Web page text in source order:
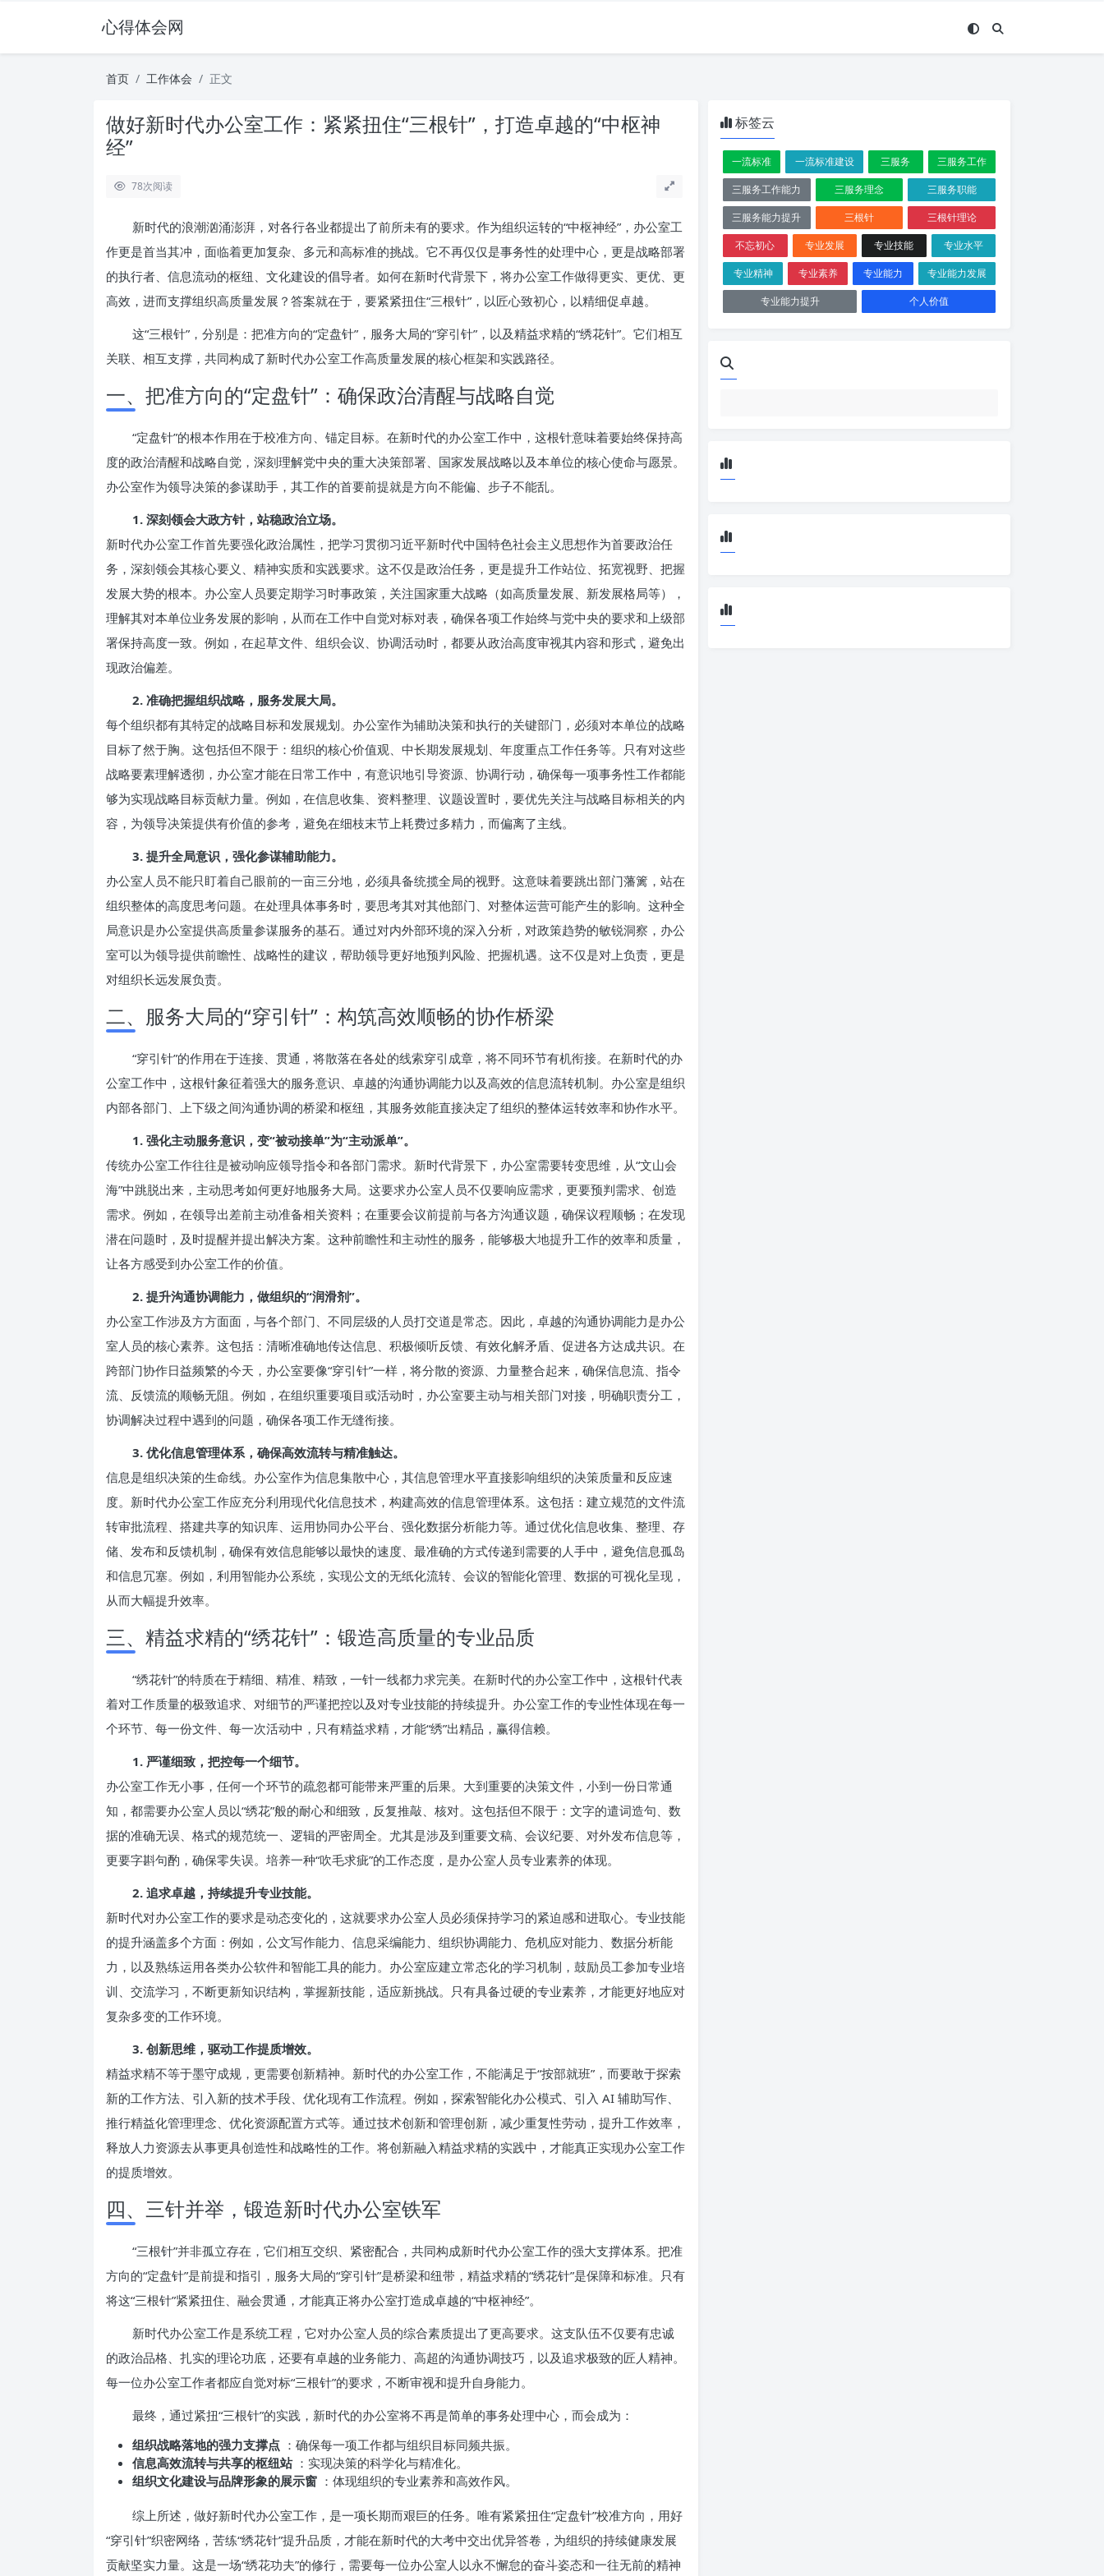
心得体会网
首页 工作体会 正文
做好新时代办公室工作：紧紧扭住“三根针”，打造卓越的“中枢神
经”
78次阅读
新时代的浪潮汹涌澎湃，对各行各业都提出了前所未有的要求。作为组织运转的“中枢神经”，办公室工
作更是首当其冲，面临着更加复杂、多元和高标准的挑战。它不再仅仅是事务性的处理中心，更是战略部署
的执行者、信息流动的枢纽、文化建设的倡导者。如何在新时代背景下，将办公室工作做得更实、更优、更
高效，进而支撑组织高质量发展？答案就在于，要紧紧扭住“三根针”，以匠心致初心，以精细促卓越。
这“三根针”，分别是：把准方向的“定盘针”，服务大局的“穿引针”，以及精益求精的“绣花针”。它们相互
关联、相互支撑，共同构成了新时代办公室工作高质量发展的核心框架和实践路径。
一、把准方向的“定盘针”：确保政治清醒与战略自觉
“定盘针”的根本作用在于校准方向、锚定目标。在新时代的办公室工作中，这根针意味着要始终保持高
度的政治清醒和战略自觉，深刻理解党中央的重大决策部署、国家发展战略以及本单位的核心使命与愿景。
办公室作为领导决策的参谋助手，其工作的首要前提就是方向不能偏、步子不能乱。
1. 深刻领会大政方针，站稳政治立场。
新时代办公室工作首先要强化政治属性，把学习贯彻习近平新时代中国特色社会主义思想作为首要政治任
务，深刻领会其核心要义、精神实质和实践要求。这不仅是政治任务，更是提升工作站位、拓宽视野、把握
发展大势的根本。办公室人员要定期学习时事政策，关注国家重大战略（如高质量发展、新发展格局等），
理解其对本单位业务发展的影响，从而在工作中自觉对标对表，确保各项工作始终与党中央的要求和上级部
署保持高度一致。例如，在起草文件、组织会议、协调活动时，都要从政治高度审视其内容和形式，避免出
现政治偏差。
2. 准确把握组织战略，服务发展大局。
每个组织都有其特定的战略目标和发展规划。办公室作为辅助决策和执行的关键部门，必须对本单位的战略
目标了然于胸。这包括但不限于：组织的核心价值观、中长期发展规划、年度重点工作任务等。只有对这些
战略要素理解透彻，办公室才能在日常工作中，有意识地引导资源、协调行动，确保每一项事务性工作都能
够为实现战略目标贡献力量。例如，在信息收集、资料整理、议题设置时，要优先关注与战略目标相关的内
容，为领导决策提供有价值的参考，避免在细枝末节上耗费过多精力，而偏离了主线。
3. 提升全局意识，强化参谋辅助能力。
办公室人员不能只盯着自己眼前的一亩三分地，必须具备统揽全局的视野。这意味着要跳出部门藩篱，站在
组织整体的高度思考问题。在处理具体事务时，要思考其对其他部门、对整体运营可能产生的影响。这种全
局意识是办公室提供高质量参谋服务的基石。通过对内外部环境的深入分析，对政策趋势的敏锐洞察，办公
室可以为领导提供前瞻性、战略性的建议，帮助领导更好地预判风险、把握机遇。这不仅是对上负责，更是
对组织长远发展负责。
二、服务大局的“穿引针”：构筑高效顺畅的协作桥梁
“穿引针”的作用在于连接、贯通，将散落在各处的线索穿引成章，将不同环节有机衔接。在新时代的办
公室工作中，这根针象征着强大的服务意识、卓越的沟通协调能力以及高效的信息流转机制。办公室是组织
内部各部门、上下级之间沟通协调的桥梁和枢纽，其服务效能直接决定了组织的整体运转效率和协作水平。
1. 强化主动服务意识，变“被动接单”为“主动派单”。
传统办公室工作往往是被动响应领导指令和各部门需求。新时代背景下，办公室需要转变思维，从“文山会
海”中跳脱出来，主动思考如何更好地服务大局。这要求办公室人员不仅要响应需求，更要预判需求、创造
需求。例如，在领导出差前主动准备相关资料；在重要会议前提前与各方沟通议题，确保议程顺畅；在发现
潜在问题时，及时提醒并提出解决方案。这种前瞻性和主动性的服务，能够极大地提升工作的效率和质量，
让各方感受到办公室工作的价值。
2. 提升沟通协调能力，做组织的“润滑剂”。
办公室工作涉及方方面面，与各个部门、不同层级的人员打交道是常态。因此，卓越的沟通协调能力是办公
室人员的核心素养。这包括：清晰准确地传达信息、积极倾听反馈、有效化解矛盾、促进各方达成共识。在
跨部门协作日益频繁的今天，办公室要像“穿引针”一样，将分散的资源、力量整合起来，确保信息流、指令
流、反馈流的顺畅无阻。例如，在组织重要项目或活动时，办公室要主动与相关部门对接，明确职责分工，
协调解决过程中遇到的问题，确保各项工作无缝衔接。
3. 优化信息管理体系，确保高效流转与精准触达。
信息是组织决策的生命线。办公室作为信息集散中心，其信息管理水平直接影响组织的决策质量和反应速
度。新时代办公室工作应充分利用现代化信息技术，构建高效的信息管理体系。这包括：建立规范的文件流
转审批流程、搭建共享的知识库、运用协同办公平台、强化数据分析能力等。通过优化信息收集、整理、存
储、发布和反馈机制，确保有效信息能够以最快的速度、最准确的方式传递到需要的人手中，避免信息孤岛
和信息冗塞。例如，利用智能办公系统，实现公文的无纸化流转、会议的智能化管理、数据的可视化呈现，
从而大幅提升效率。
三、精益求精的“绣花针”：锻造高质量的专业品质
“绣花针”的特质在于精细、精准、精致，一针一线都力求完美。在新时代的办公室工作中，这根针代表
着对工作质量的极致追求、对细节的严谨把控以及对专业技能的持续提升。办公室工作的专业性体现在每一
个环节、每一份文件、每一次活动中，只有精益求精，才能“绣”出精品，赢得信赖。
1. 严谨细致，把控每一个细节。
办公室工作无小事，任何一个环节的疏忽都可能带来严重的后果。大到重要的决策文件，小到一份日常通
知，都需要办公室人员以“绣花”般的耐心和细致，反复推敲、核对。这包括但不限于：文字的遣词造句、数
据的准确无误、格式的规范统一、逻辑的严密周全。尤其是涉及到重要文稿、会议纪要、对外发布信息等，
更要字斟句酌，确保零失误。培养一种“吹毛求疵”的工作态度，是办公室人员专业素养的体现。
2. 追求卓越，持续提升专业技能。
新时代对办公室工作的要求是动态变化的，这就要求办公室人员必须保持学习的紧迫感和进取心。专业技能
的提升涵盖多个方面：例如，公文写作能力、信息采编能力、组织协调能力、危机应对能力、数据分析能
力，以及熟练运用各类办公软件和智能工具的能力。办公室应建立常态化的学习机制，鼓励员工参加专业培
训、交流学习，不断更新知识结构，掌握新技能，适应新挑战。只有具备过硬的专业素养，才能更好地应对
复杂多变的工作环境。
3. 创新思维，驱动工作提质增效。
精益求精不等于墨守成规，更需要创新精神。新时代的办公室工作，不能满足于“按部就班”，而要敢于探索
新的工作方法、引入新的技术手段、优化现有工作流程。例如，探索智能化办公模式、引入 AI 辅助写作、
推行精益化管理理念、优化资源配置方式等。通过技术创新和管理创新，减少重复性劳动，提升工作效率，
释放人力资源去从事更具创造性和战略性的工作。将创新融入精益求精的实践中，才能真正实现办公室工作
的提质增效。
四、三针并举，锻造新时代办公室铁军
“三根针”并非孤立存在，它们相互交织、紧密配合，共同构成新时代办公室工作的强大支撑体系。把准
方向的“定盘针”是前提和指引，服务大局的“穿引针”是桥梁和纽带，精益求精的“绣花针”是保障和标准。只有
将这“三根针”紧紧扭住、融会贯通，才能真正将办公室打造成卓越的“中枢神经”。
新时代办公室工作是系统工程，它对办公室人员的综合素质提出了更高要求。这支队伍不仅要有忠诚
的政治品格、扎实的理论功底，还要有卓越的业务能力、高超的沟通协调技巧，以及追求极致的匠人精神。
每一位办公室工作者都应自觉对标“三根针”的要求，不断审视和提升自身能力。
最终，通过紧扭“三根针”的实践，新时代的办公室将不再是简单的事务处理中心，而会成为：
组织战略落地的强力支撑点 ：确保每一项工作都与组织目标同频共振。
信息高效流转与共享的枢纽站 ：实现决策的科学化与精准化。
组织文化建设与品牌形象的展示窗 ：体现组织的专业素养和高效作风。
综上所述，做好新时代办公室工作，是一项长期而艰巨的任务。唯有紧紧扭住“定盘针”校准方向，用好
“穿引针”织密网络，苦练“绣花针”提升品质，才能在新时代的大考中交出优异答卷，为组织的持续健康发展
贡献坚实力量。这是一场“绣花功夫”的修行，需要每一位办公室人以永不懈怠的奋斗姿态和一往无前的精神
标签云
一流标准 一流标准建设 三服务
三服务工作
三服务工作能力
三服务理念
三服务职能
三服务能力提升
三根针
三根针理论
不忘初心
专业发展 专业技能
专业水平
专业精神
专业素养 专业能力
专业能力发展
专业能力提升
个人价值